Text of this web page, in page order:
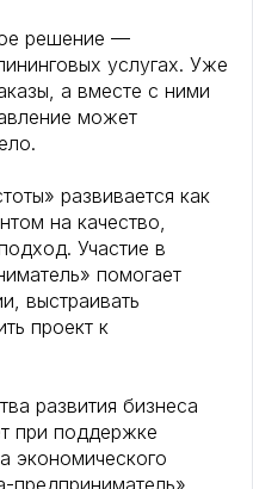
решение —
услугах. Уже
а вместе с ними
может
развивается как
на качество,
Участие в
помогает
выстраивать
проект к
развития бизнеса
при поддержке
экономического